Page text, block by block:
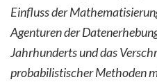
Einfluss der
Agenturen der
Jahrhunderts und das
probabilistischer Methoden